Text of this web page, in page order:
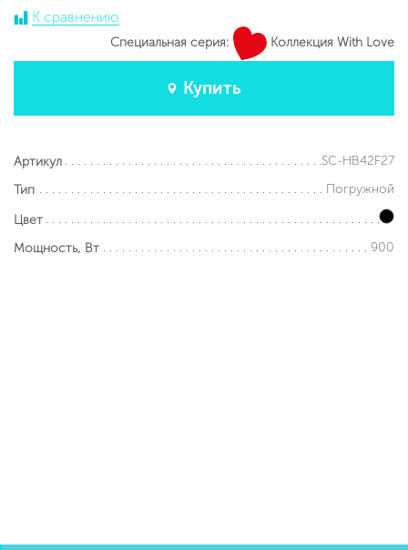
К сравнению
Специальная серия: Коллекция With Love
Купить
Артикул
SC-HB42F27
Тип
Погружной
Цвет
Мощность, Вт
900